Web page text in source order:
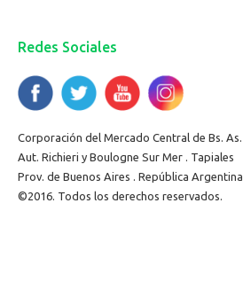
Redes Sociales
Corporación del Mercado Central de Bs. As.
Aut. Richieri y Boulogne Sur Mer . Tapiales
Prov. de Buenos Aires . República Argentina
©2016. Todos los derechos reservados.